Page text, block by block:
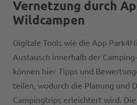
Vernetzung durch
Wildcampen
Digitale Tools wie die App
Austausch innerhalb der
können hier Tipps und
teilen, wodurch die Planung und
Campingtrips erleichtert wird.